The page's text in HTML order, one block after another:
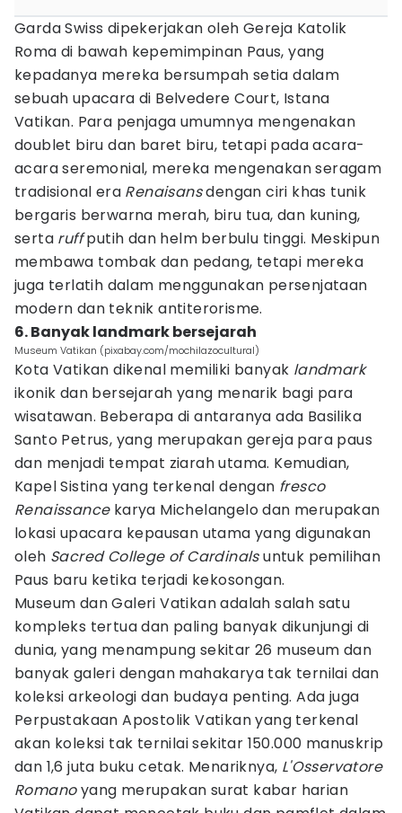
Garda Swiss dipekerjakan oleh Gereja Katolik
Roma di bawah kepemimpinan Paus, yang
kepadanya mereka bersumpah setia dalam
sebuah upacara di Belvedere Court, Istana
Vatikan. Para penjaga umumnya mengenakan
doublet biru dan baret biru, tetapi pada acara-
acara seremonial, mereka mengenakan seragam
tradisional era Renaisansdengan ciri khas tunik
bergaris berwarna merah, biru tua, dan kuning,
serta ruffputih dan helm berbulu tinggi. Meskipun
membawa tombak dan pedang, tetapi mereka
juga terlatih dalam menggunakan persenjataan
modern dan teknik antiterorisme.
6. Banyak landmark bersejarah
Museum Vatikan (pixabay.com/mochilazocultural)
Kota Vatikan dikenal memiliki banyak landmark
ikonik dan bersejarah yang menarik bagi para
wisatawan. Beberapa di antaranya ada Basilika
Santo Petrus, yang merupakan gereja para paus
dan menjadi tempat ziarah utama. Kemudian,
Kapel Sistina yang terkenal dengan fresco
Renaissancekarya Michelangelo dan merupakan
lokasi upacara kepausan utama yang digunakan
oleh Sacred College of Cardinalsuntuk pemilihan
Paus baru ketika terjadi kekosongan.
Museum dan Galeri Vatikan adalah salah satu
kompleks tertua dan paling banyak dikunjungi di
dunia, yang menampung sekitar 26 museum dan
banyak galeri dengan mahakarya tak ternilai dan
koleksi arkeologi dan budaya penting. Ada juga
Perpustakaan Apostolik Vatikan yang terkenal
akan koleksi tak ternilai sekitar 150.000 manuskrip
dan 1,6 juta buku cetak. Menariknya, L'Osservatore
Romanoyang merupakan surat kabar harian